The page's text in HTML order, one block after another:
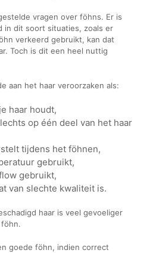
vragen over föhns. Er is
in dit soort situaties, zoals er
verkeerd gebruikt, kan dat
Toch is dit een heel nuttig
aan het haar veroorzaken als:
haar houdt,
op één deel van het haar
tijdens het föhnen,
gebruikt,
gebruikt,
van slechte kwaliteit is.
haar is veel gevoeliger
goede föhn, indien correct